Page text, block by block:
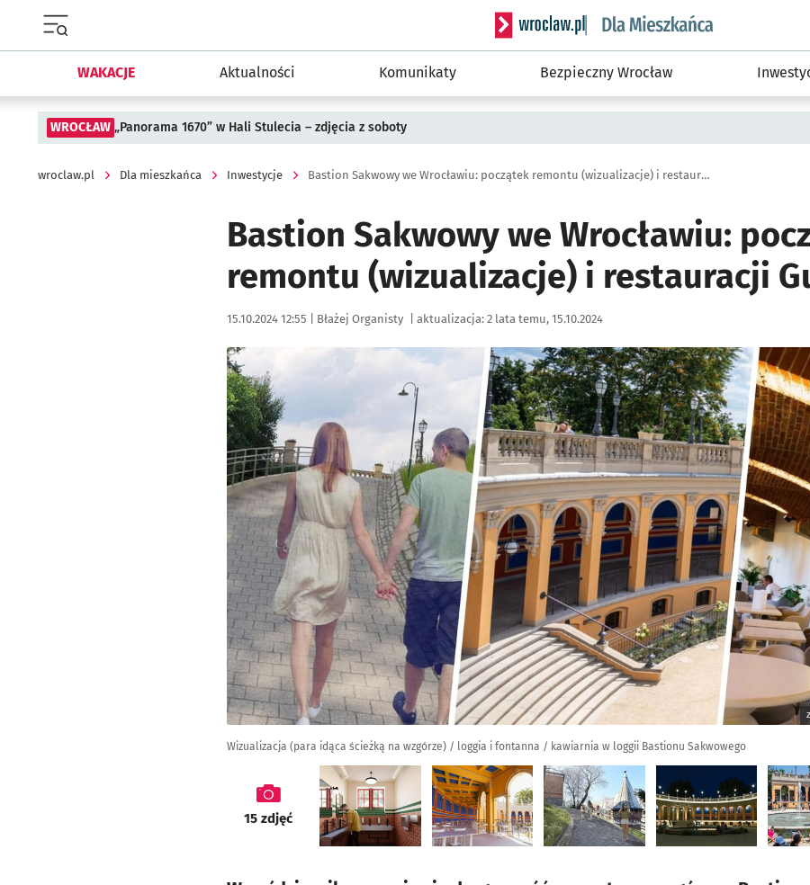
Serwis informacyjny wroclaw.pl podserwis: Dla
WAKACJE Aktualności Komunikaty Bezpieczny Wrocław
WROCŁAW „Panorama 1670” w Hali Stulecia – zdjęcia z soboty
wroclaw.pl Dla mieszkańca Inwestycje Bastion Sakwowy we Wrocławiu: początek remontu (wizualizacje) i restauracji Gustaw
Bastion Sakwowy we Wrocławiu:
remontu (wizualizacje) i restauracji
Data publikacji:
15.10.2024 12:55 | Autor:
Błażej Organisty aktualizacja: 2 lata temu, 15.10.2024
Kliknij, aby zobaczyć galerię
Wizualizacja (para idąca ścieżką na wzgórze) / loggia i fontanna / kawiarnia w loggii Bastionu Sakwowego
galeria
15zdjęć